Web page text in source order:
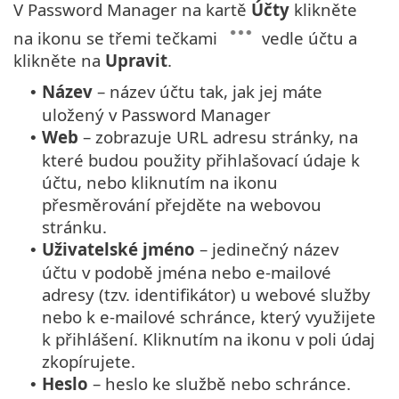
V Password Manager na kartě Účty klikněte
na ikonu se třemi tečkami
vedle účtu a
klikněte na Upravit.
• Název – název účtu tak, jak jej máte
uložený v Password Manager
• Web – zobrazuje URL adresu stránky, na
které budou použity přihlašovací údaje k
účtu, nebo kliknutím na ikonu
přesměrování přejděte na webovou
stránku.
• Uživatelské jméno – jedinečný název
účtu v podobě jména nebo e-mailové
adresy (tzv. identifikátor) u webové služby
nebo k e-mailové schránce, který využijete
k přihlášení. Kliknutím na ikonu v poli údaj
zkopírujete.
• Heslo – heslo ke službě nebo schránce.